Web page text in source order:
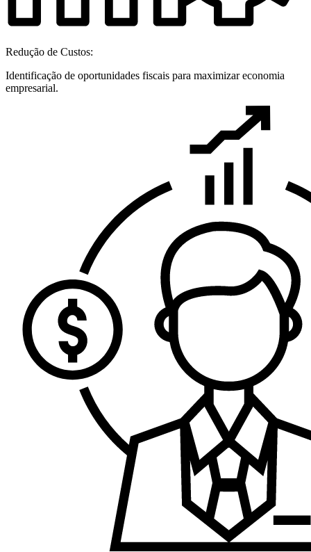
Redução de Custos:
Identificação de oportunidades fiscais para maximizar economia
empresarial.